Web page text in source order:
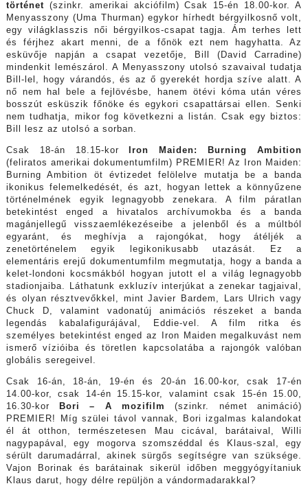
történet (szinkr. amerikai akciófilm) Csak 15-én 18.00-kor. A
Menyasszony (Uma Thurman) egykor hírhedt bérgyilkosnő volt,
egy világklasszis női bérgyilkos-csapat tagja. Ám terhes lett
és férjhez akart menni, de a főnök ezt nem hagyhatta. Az
esküvője napján a csapat vezetője, Bill (David Carradine)
mindenkit lemészárol. A Menyasszony utolsó szavaival tudatja
Bill-lel, hogy várandós, és az ő gyerekét hordja szíve alatt. A
nő nem hal bele a fejlövésbe, hanem ötévi kóma után véres
bosszút esküszik főnöke és egykori csapattársai ellen. Senki
nem tudhatja, mikor fog következni a listán. Csak egy biztos:
Bill lesz az utolsó a sorban.
Csak 18-án 18.15-kor
Iron Maiden: Burning Ambition
(feliratos amerikai dokumentumfilm) PREMIER! Az Iron Maiden:
Burning Ambition öt évtizedet felölelve mutatja be a banda
ikonikus felemelkedését, és azt, hogyan lettek a könnyűzene
történelmének egyik legnagyobb zenekara. A film páratlan
betekintést enged a hivatalos archívumokba és a banda
magánjellegű visszaemlékezéseibe a jelenből és a múltból
egyaránt, és meghívja a rajongókat, hogy átéljék a
zenetörténelem egyik legikonikusabb utazását. Ez a
elementáris erejű dokumentumfilm megmutatja, hogy a banda a
kelet-londoni kocsmákból hogyan jutott el a világ legnagyobb
stadionjaiba. Láthatunk exkluzív interjúkat a zenekar tagjaival,
és olyan résztvevőkkel, mint Javier Bardem, Lars Ulrich vagy
Chuck D, valamint vadonatúj animációs részeket a banda
legendás kabalafigurájával, Eddie-vel. A film ritka és
személyes betekintést enged az Iron Maiden megalkuvást nem
ismerő vízióiba és töretlen kapcsolatába a rajongók valóban
globális seregeivel.
Csak 16-án, 18-án, 19-én és 20-án 16.00-kor, csak 17-én
14.00-kor, csak 14-én 15.15-kor, valamint csak 15-én 15.00,
16.30-kor
Bori – A mozifilm(szinkr. német animáció)
PREMIER! Míg szülei távol vannak, Bori izgalmas kalandokat
él át otthon, természetesen Mau cicával, barátaival, Willi
nagypapával, egy mogorva szomszéddal és Klaus-szal, egy
sérült darumadárral, akinek sürgős segítségre van szüksége.
Vajon Borinak és barátainak sikerül időben meggyógyítaniuk
Klaus darut, hogy délre repüljön a vándormadarakkal?